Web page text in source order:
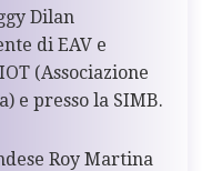
Dilan
di EAV e
(Associazione
e presso la SIMB.
Roy Martina